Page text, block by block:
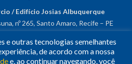
/ Edifício Josias Albuquerque
nº 265, Santo Amaro, Recife – PE
03.482.931/0001-61
e outras tecnologias semelhantes
de acordo com a nossa
e, ao continuar navegando, você